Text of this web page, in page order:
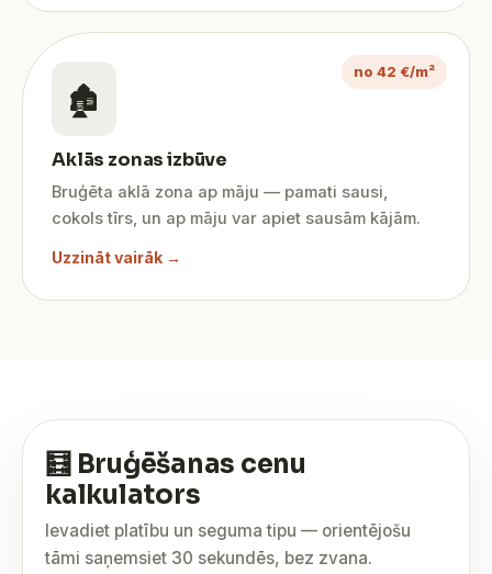
no 42 €/m²
🏚️
Aklās zonas izbūve
Bruģēta aklā zona ap māju — pamati sausi,
cokols tīrs, un ap māju var apiet sausām kājām.
Uzzināt vairāk →
🧮 Bruģēšanas cenu
kalkulators
Ievadiet platību un seguma tipu — orientējošu
tāmi saņemsiet 30 sekundēs, bez zvana.